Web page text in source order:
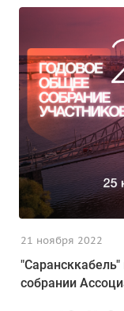
21 ноября 2022
собрании